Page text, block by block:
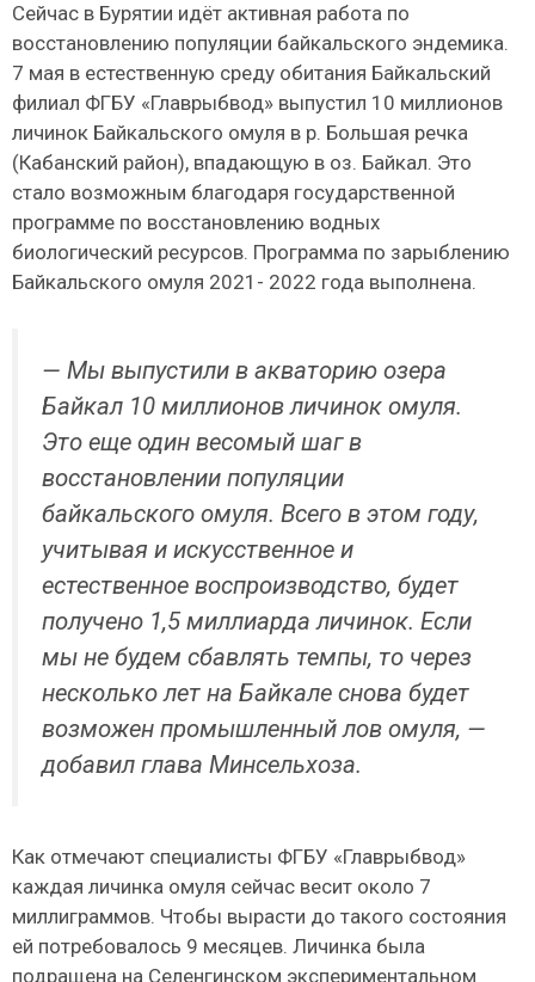
Сейчас в Бурятии идёт активная работа по
восстановлению популяции байкальского эндемика.
7 мая в естественную среду обитания Байкальский
филиал ФГБУ «Главрыбвод» выпустил 10 миллионов
личинок Байкальского омуля в р. Большая речка
(Кабанский район), впадающую в оз. Байкал. Это
стало возможным благодаря государственной
программе по восстановлению водных
биологический ресурсов. Программа по зарыблению
Байкальского омуля 2021- 2022 года выполнена.
— Мы выпустили в акваторию озера
Байкал 10 миллионов личинок омуля.
Это еще один весомый шаг в
восстановлении популяции
байкальского омуля. Всего в этом году,
учитывая и искусственное и
естественное воспроизводство, будет
получено 1,5 миллиарда личинок. Если
мы не будем сбавлять темпы, то через
несколько лет на Байкале снова будет
возможен промышленный лов омуля, —
добавил глава Минсельхоза.
Как отмечают специалисты ФГБУ «Главрыбвод»
каждая личинка омуля сейчас весит около 7
миллиграммов. Чтобы вырасти до такого состояния
ей потребовалось 9 месяцев. Личинка была
подращена на Селенгинском экспериментальном